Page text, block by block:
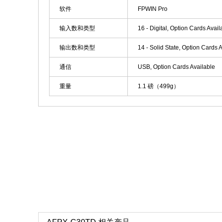
软件 FPWIN Pro
输入数和类型 16 - Digital, Option Cards
输出数和类型 14 - Solid State, Option Cards
通信 USB, Option Cards Available
重量 1.1 磅（499g）